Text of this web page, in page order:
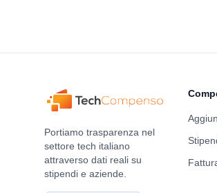
Portiamo trasparenza nel
settore tech italiano
attraverso dati reali su
stipendi e aziende.